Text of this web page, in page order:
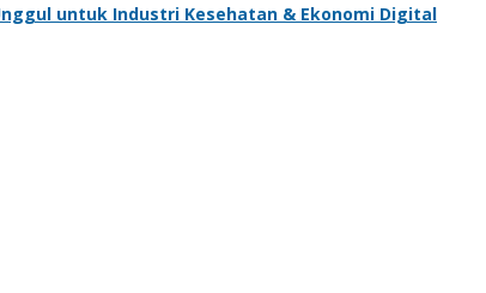
untuk Industri Kesehatan & Ekonomi Digital